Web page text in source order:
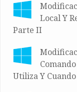
Local Y
Parte II
Utiliza Y